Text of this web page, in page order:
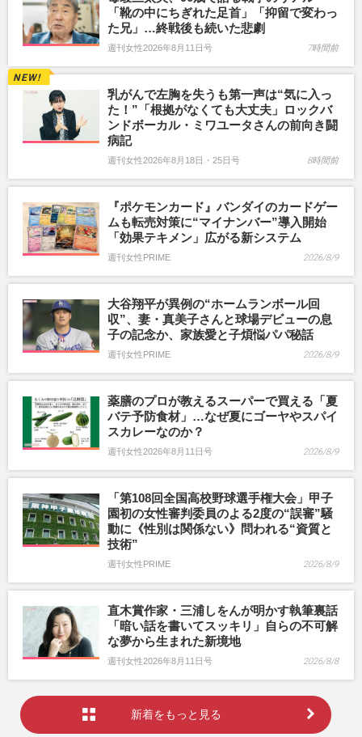
「靴の中にちぎれた足首」「抑留で変わっ
た兄」…終戦後も続いた悲劇
週刊女性2026年8月11日号 7時間前
乳がんで左胸を失うも第一声は“気に入っ
た！”「根拠がなくても大丈夫」ロックバ
ンドボーカル・ミワユータさんの前向き闘
病記
週刊女性2026年8月18日・25日号 8時間前
『ポケモンカード』バンダイのカードゲー
ムも転売対策に“マイナンバー”導入開始
「効果テキメン」広がる新システム
週刊女性PRIME 2026/8/9
大谷翔平が異例の“ホームランボール回
収”、妻・真美子さんと球場デビューの息
子の記念か、家族愛と子煩悩パパ秘話
週刊女性PRIME 2026/8/9
薬膳のプロが教えるスーパーで買える「夏
バテ予防食材」…なぜ夏にゴーヤやスパイ
スカレーなのか？
週刊女性2026年8月11日号 2026/8/9
「第108回全国高校野球選手権大会」甲子
園初の女性審判委員のよる2度の“誤審”騒
動に《性別は関係ない》問われる“資質と
技術”
週刊女性PRIME 2026/8/9
直木賞作家・三浦しをんが明かす執筆裏話
「暗い話を書いてスッキリ」自らの不可解
な夢から生まれた新境地
週刊女性2026年8月11日号 2026/8/8
新着をもっと見る